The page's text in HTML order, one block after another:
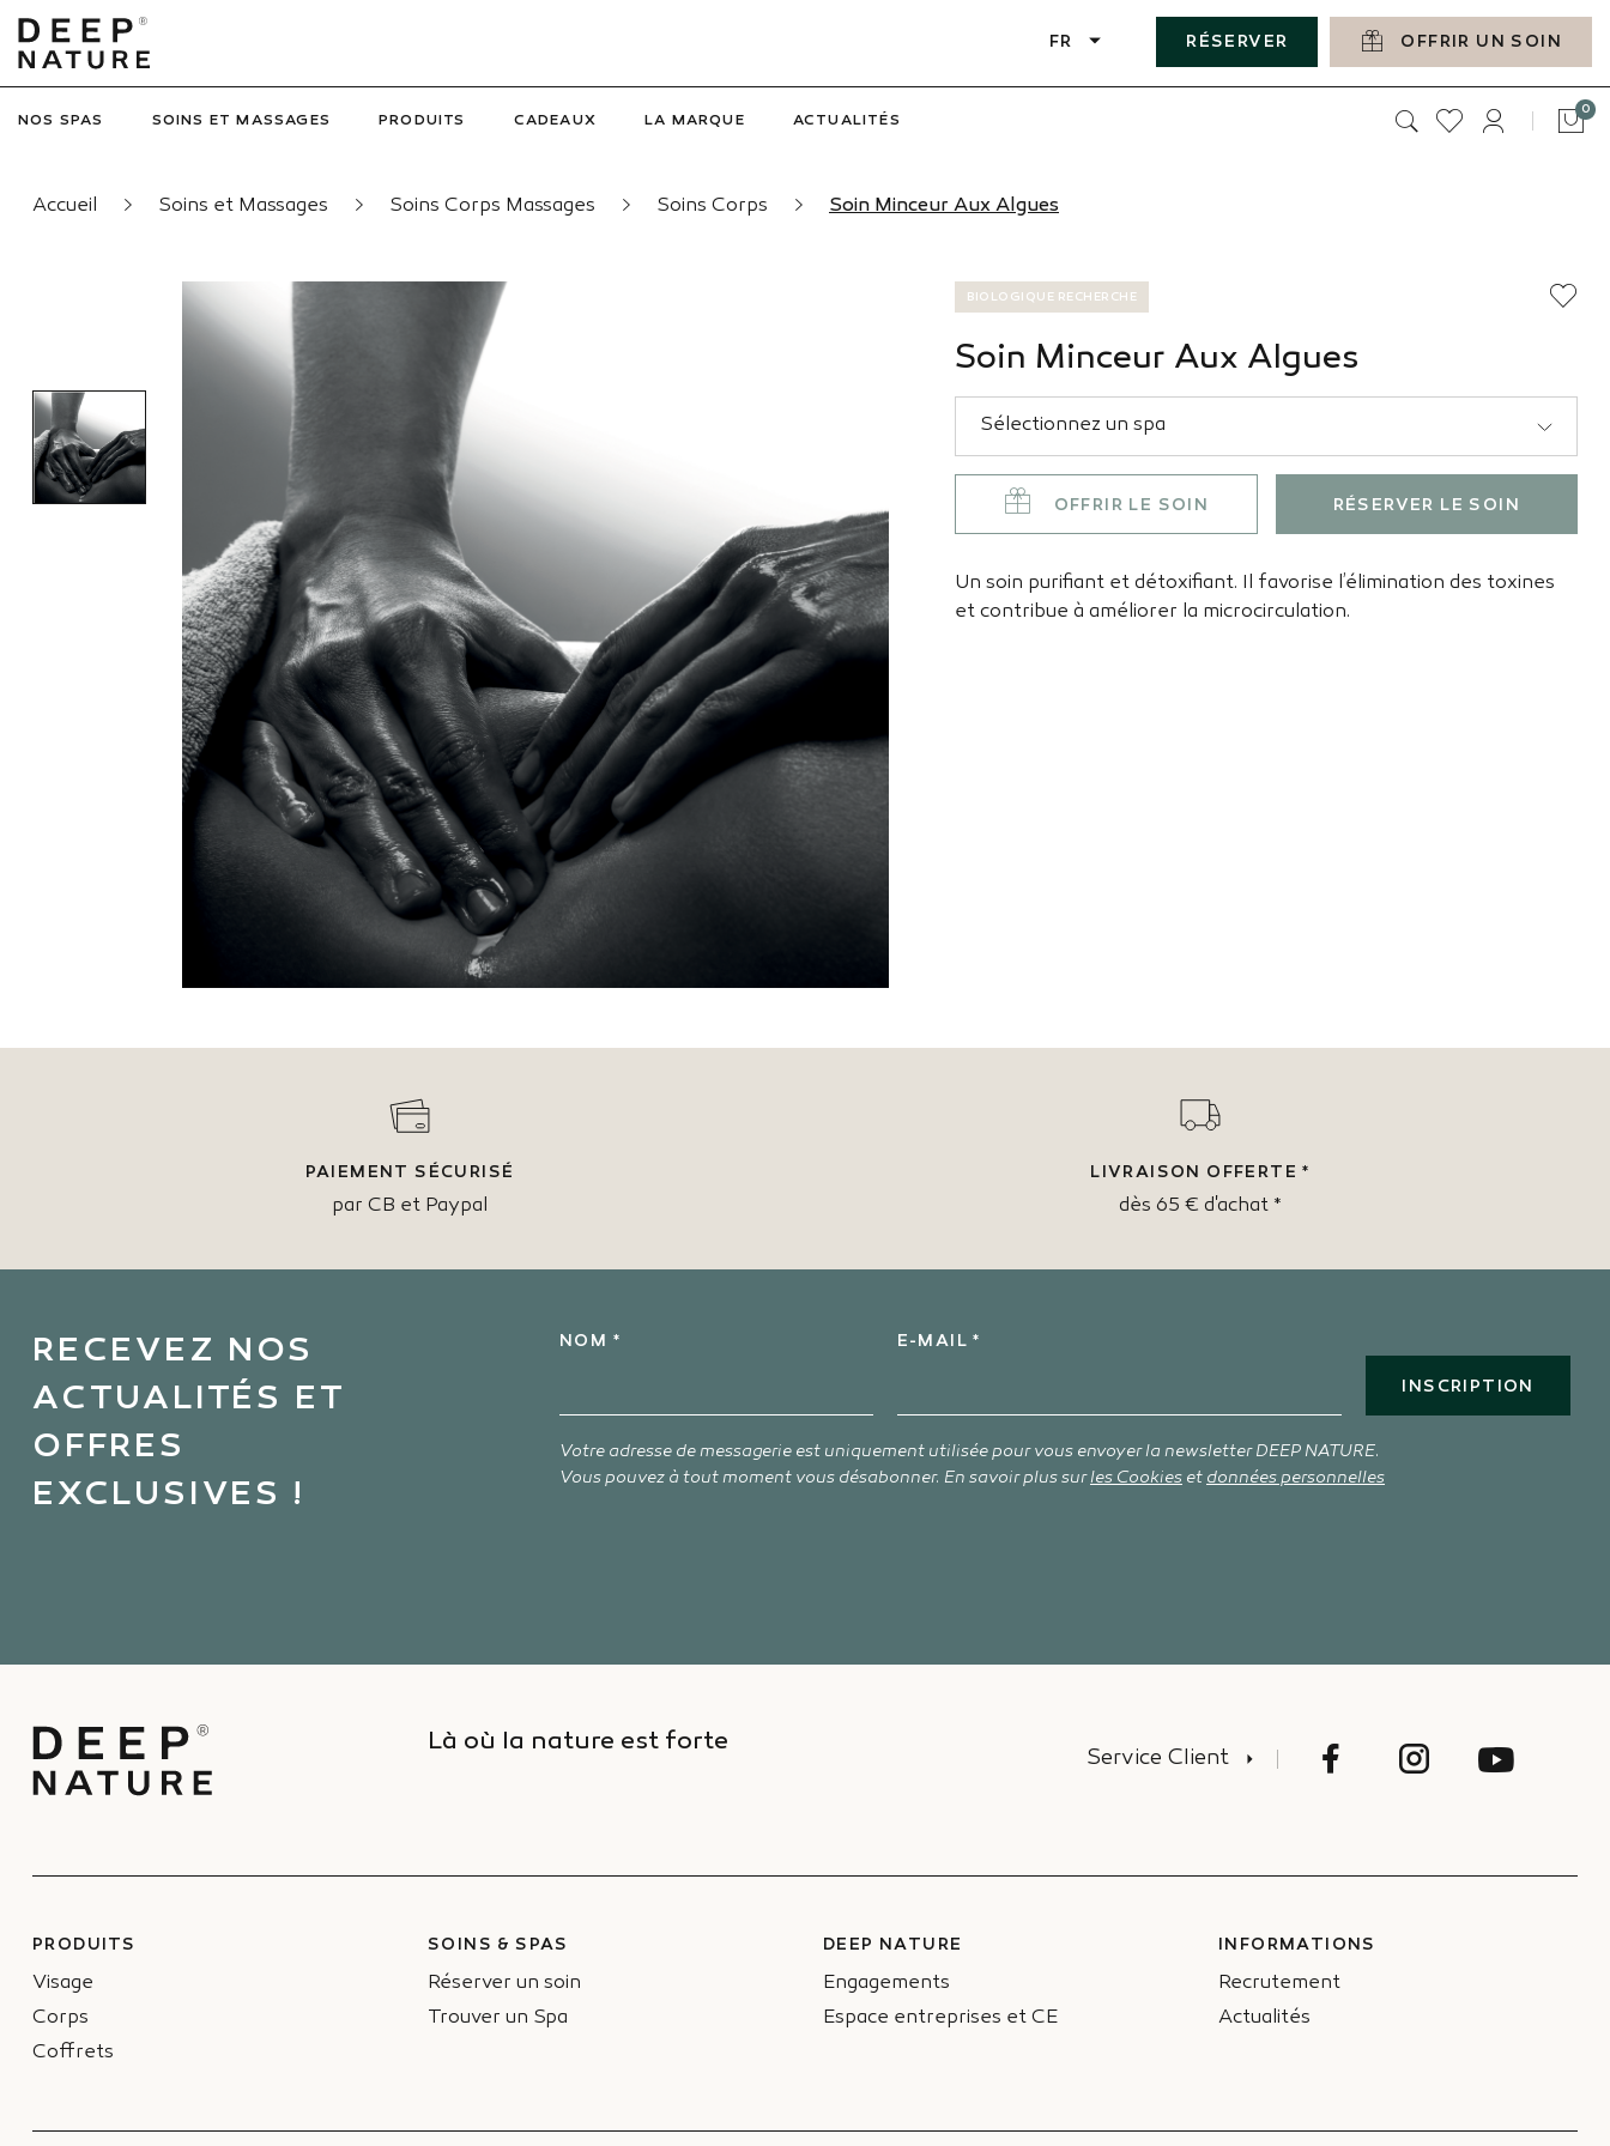
FR RÉSERVER OFFRIR UN SOIN
NOS SPAS SOINS ET MASSAGES PRODUITS CADEAUX LA MARQUE ACTUALITÉS
0
Accueil Soins et Massages Soins Corps Massages Soins Corps Soin Minceur Aux Algues
BIOLOGIQUE RECHERCHE
Soin Minceur Aux Algues
OFFRIR LE SOIN RÉSERVER LE SOIN
Un soin purifiant et détoxifiant. Il favorise l’élimination des toxines
et contribue à améliorer la microcirculation.
PAIEMENT SÉCURISÉ
par CB et Paypal
LIVRAISON OFFERTE *
dès 65 € d'achat *
RECEVEZ NOS
ACTUALITÉS ET
OFFRES
EXCLUSIVES !
NOM * E-MAIL *
INSCRIPTION
Votre adresse de messagerie est uniquement utilisée pour vous envoyer la newsletter DEEP NATURE.
Vous pouvez à tout moment vous désabonner. En savoir plus surles Cookies et données personnelles
Là où la nature est forte
Service Client
PRODUITS
Visage
Corps
Coffrets
SOINS & SPAS
Réserver un soin
Trouver un Spa
DEEP NATURE
Engagements
Espace entreprises et CE
INFORMATIONS
Recrutement
Actualités